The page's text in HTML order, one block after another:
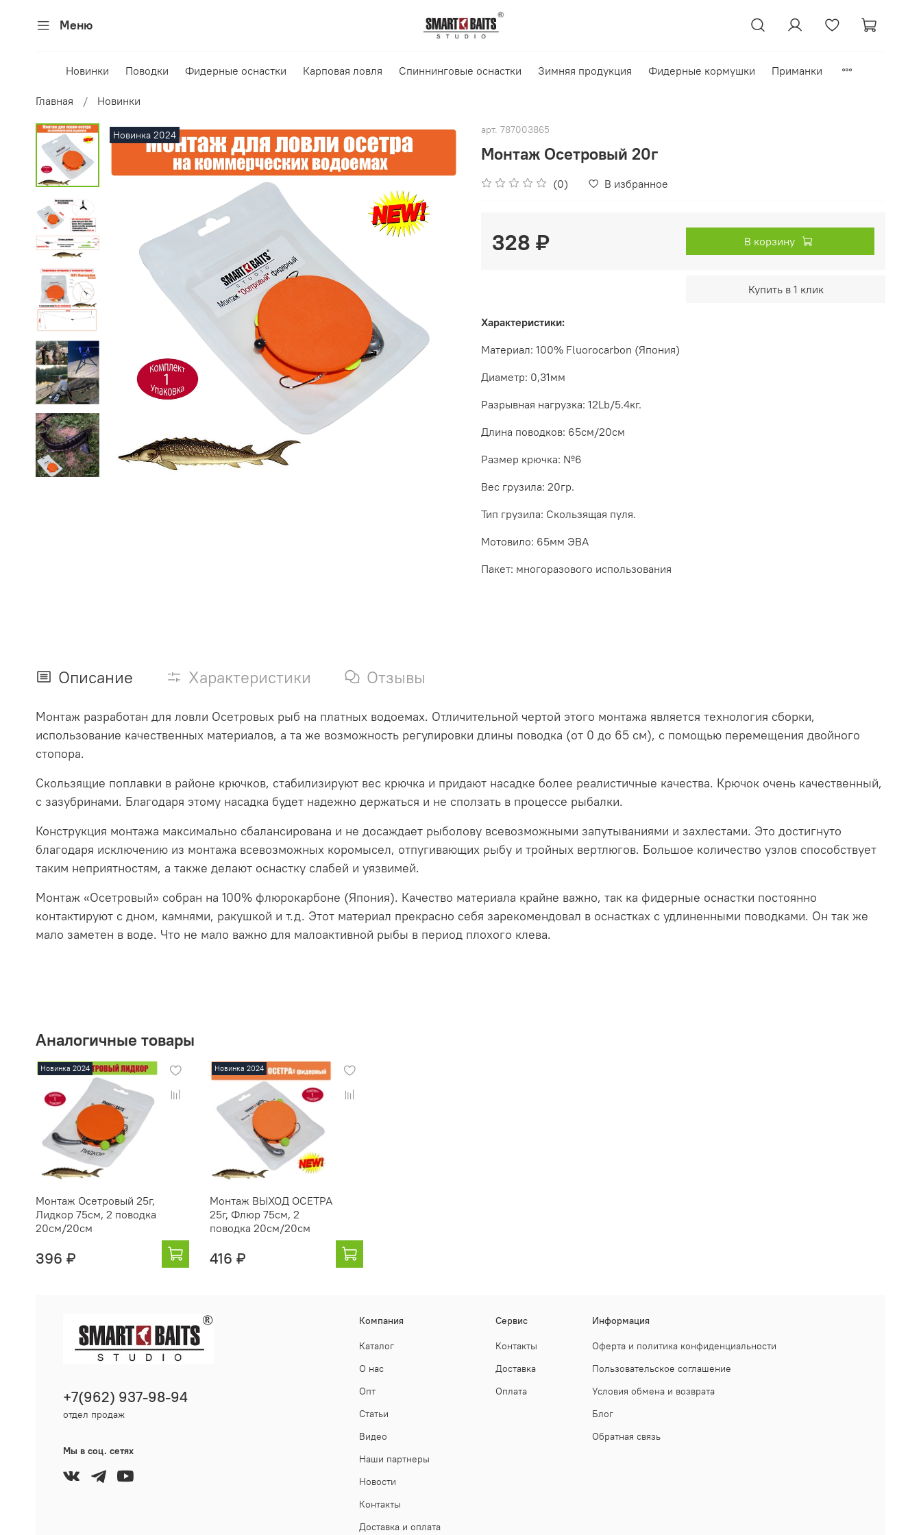
Меню
Новинки Поводки Фидерные оснастки Карповая ловля Спиннинговые оснастки Зимняя продукция Фидерные кормушки Приманки
Главная Новинки
Новинка 2024 арт. 787003865
Монтаж Осетровый 20г
(0) В избранное
328 ₽ В корзину
Купить в 1 клик
Характеристики:
Материал: 100% Fluorocarbon (Япония)
Диаметр: 0,31мм
Разрывная нагрузка: 12Lb/5.4кг.
Длина поводков: 65см/20см
Размер крючка: №6
Вес грузила: 20гр.
Тип грузила: Скользящая пуля.
Мотовило: 65мм ЭВА
Пакет: многоразового использования
Описание Характеристики Отзывы
Монтаж разработан для ловли Осетровых рыб на платных водоемах. Отличительной чертой этого монтажа является технология сборки,
использование качественных материалов, а та же возможность регулировки длины поводка (от 0 до 65 см), с помощью перемещения двойного
стопора.
Скользящие поплавки в районе крючков, стабилизируют вес крючка и придают насадке более реалистичные качества. Крючок очень качественный,
с зазубринами. Благодаря этому насадка будет надежно держаться и не сползать в процессе рыбалки.
Конструкция монтажа максимально сбалансирована и не досаждает рыболову всевозможными запутываниями и захлестами. Это достигнуто
благодаря исключению из монтажа всевозможных коромысел, отпугивающих рыбу и тройных вертлюгов. Большое количество узлов способствует
таким неприятностям, а также делают оснастку слабей и уязвимей.
Монтаж «Осетровый» собран на 100% флюрокарбоне (Япония). Качество материала крайне важно, так ка фидерные оснастки постоянно
контактируют с дном, камнями, ракушкой и т.д. Этот материал прекрасно себя зарекомендовал в оснастках с удлиненными поводками. Он так же
мало заметен в воде. Что не мало важно для малоактивной рыбы в период плохого клева.
Аналогичные товары
Новинка 2024
Монтаж Осетровый 25г,
Лидкор 75см, 2 поводка
20см/20см
396 ₽
Новинка 2024
Монтаж ВЫХОД ОСЕТРА
25г, Флюр 75см, 2
поводка 20см/20см
416 ₽
Компания
Каталог
О нас
Опт
Статьи
Видео
Наши партнеры
Новости
Контакты
Доставка и оплата
Сервис
Контакты
Доставка
Оплата
Информация
Оферта и политика конфиденциальности
Пользовательское соглашение
Условия обмена и возврата
Блог
Обратная связь
+7(962) 937-98-94
отдел продаж
Мы в соц. сетях